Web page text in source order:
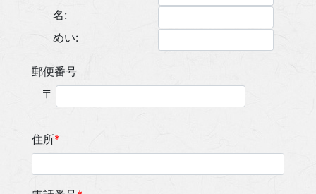
名:
めい:
郵便番号
〒
住所*